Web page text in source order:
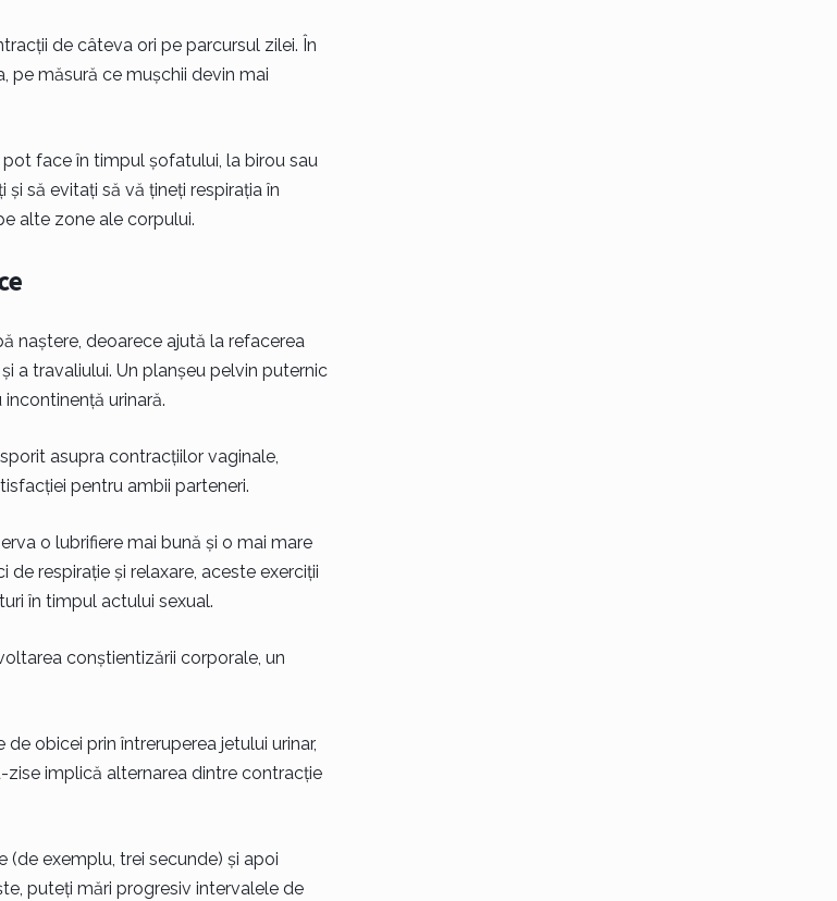
de câteva ori pe parcursul zilei. În
pe măsură ce mușchii devin mai
face în timpul șofatului, la birou sau
să evitați să vă țineți respirația în
alte zone ale corpului.
naștere, deoarece ajută la refacerea
a travaliului. Un planșeu pelvin puternic
urinară.
asupra contracțiilor vaginale,
pentru ambii parteneri.
o lubrifiere mai bună și o mai mare
respirație și relaxare, aceste exerciții
în timpul actului sexual.
conștientizării corporale, un
obicei prin întreruperea jetului urinar,
implică alternarea dintre contracție
exemplu, trei secunde) și apoi
puteți mări progresiv intervalele de